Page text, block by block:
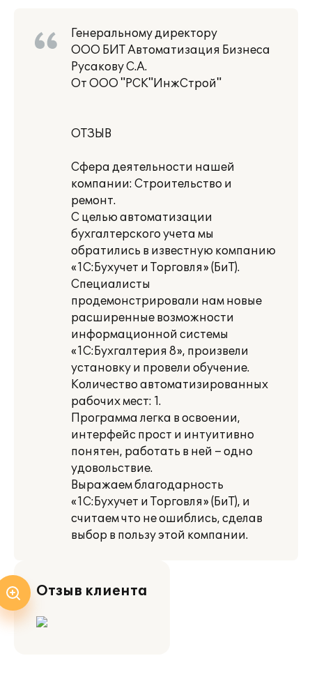
Генеральному директору
ООО БИТ Автоматизация Бизнеса
Русакову С.А.
От ООО "РСК"ИнжСтрой"
ОТЗЫВ
Сфера деятельности нашей
компании: Строительство и
ремонт.
С целью автоматизации
бухгалтерского учета мы
обратились в известную компанию
«1С:Бухучет и Торговля» (БиТ).
Специалисты
продемонстрировали нам новые
расширенные возможности
информационной системы
«1С:Бухгалтерия 8», произвели
установку и провели обучение.
Количество автоматизированных
рабочих мест: 1.
Программа легка в освоении,
интерфейс прост и интуитивно
понятен, работать в ней – одно
удовольствие.
Выражаем благодарность
«1С:Бухучет и Торговля» (БиТ), и
считаем что не ошиблись, сделав
выбор в пользу этой компании.
Отзыв клиента